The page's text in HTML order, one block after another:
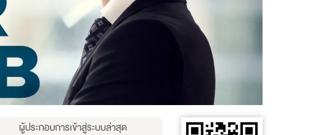
ผู้ประกอบการเข้าสู่ระบบล่าสุด